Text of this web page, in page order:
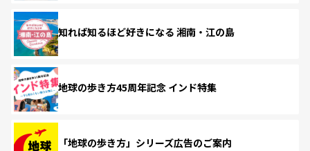
知れば知るほど好きになる 湘南・江の島
地球の歩き方45周年記念 インド特集
「地球の歩き方」シリーズ広告のご案内